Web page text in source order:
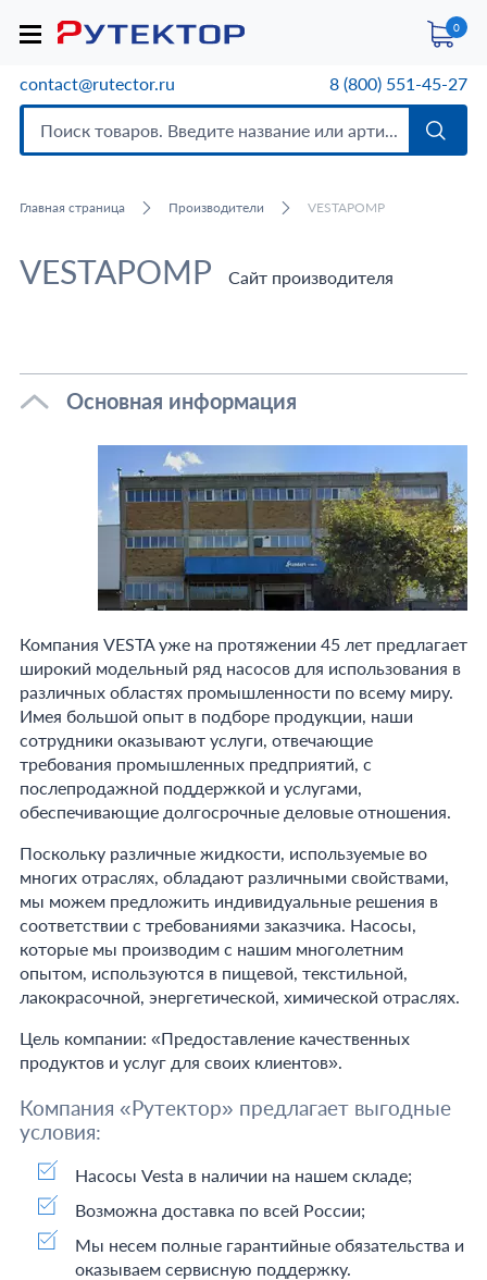
0
contact@rutector.ru 8 (800) 551-45-27
Главная страница Производители VESTAPOMP
VESTAPOMP Сайт производителя
Основная информация
Компания VESTA уже на протяжении 45 лет предлагает
широкий модельный ряд насосов для использования в
различных областях промышленности по всему миру.
Имея большой опыт в подборе продукции, наши
сотрудники оказывают услуги, отвечающие
требования промышленных предприятий, с
послепродажной поддержкой и услугами,
обеспечивающие долгосрочные деловые отношения.
Поскольку различные жидкости, используемые во
многих отраслях, обладают различными свойствами,
мы можем предложить индивидуальные решения в
соответствии с требованиями заказчика. Насосы,
которые мы производим с нашим многолетним
опытом, используются в пищевой, текстильной,
лакокрасочной, энергетической, химической отраслях.
Цель компании: «Предоставление качественных
продуктов и услуг для своих клиентов».
Компания «Рутектор» предлагает выгодные
условия:
Насосы Vesta в наличии на нашем складе;
Возможна доставка по всей России;
Мы несем полные гарантийные обязательства и
оказываем сервисную поддержку.